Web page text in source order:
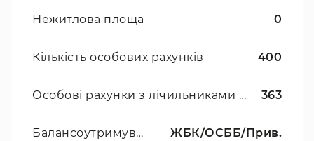
Нежитлова площа 0
Кількість особових рахунків 400
Особові рахунки з лічильниками ЦО 363
Балансоутримувач
ЖБК/ОСББ/Прив.